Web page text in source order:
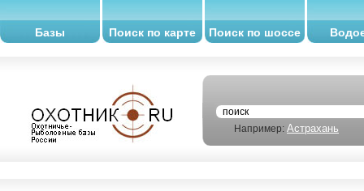
Базы Поиск по карте Поиск по шоссе
Например: Астрахань